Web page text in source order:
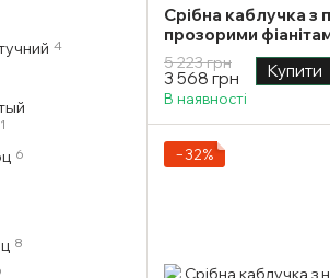
Срібна каблучка з
прозорими
дизайні 17 розмір
5 223 грн
3 568 грн Купити
В наявності
−32%
4
6
8